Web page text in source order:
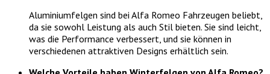
Aluminiumfelgen sind bei Alfa Romeo Fahrzeugen beliebt,
da sie sowohl Leistung als auch Stil bieten. Sie sind leicht,
was die Performance verbessert, und sie können in
verschiedenen attraktiven Designs erhältlich sein.